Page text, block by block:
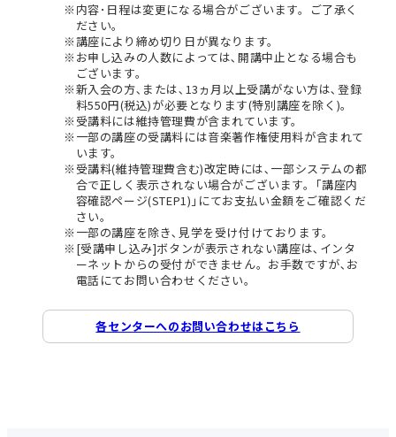
内容･日程は変更になる場合がございます。ご了承く
ださい。
講座により締め切り日が異なります。
お申し込みの人数によっては､開講中止となる場合も
ございます。
新入会の方､または､13ヵ月以上受講がない方は､登録
料550円(税込)が必要となります(特別講座を除く)。
受講料には維持管理費が含まれています。
一部の講座の受講料には音楽著作権使用料が含まれて
います。
受講料(維持管理費含む)改定時には､一部システムの都
合で正しく表示されない場合がございます。｢講座内
容確認ページ(STEP1)｣にてお支払い金額をご確認くだ
さい。
一部の講座を除き､見学を受け付けております。
[受講申し込み]ボタンが表示されない講座は､インタ
ーネットからの受付ができません。お手数ですが､お
電話にてお問い合わせください。
各センターへのお問い合わせはこちら